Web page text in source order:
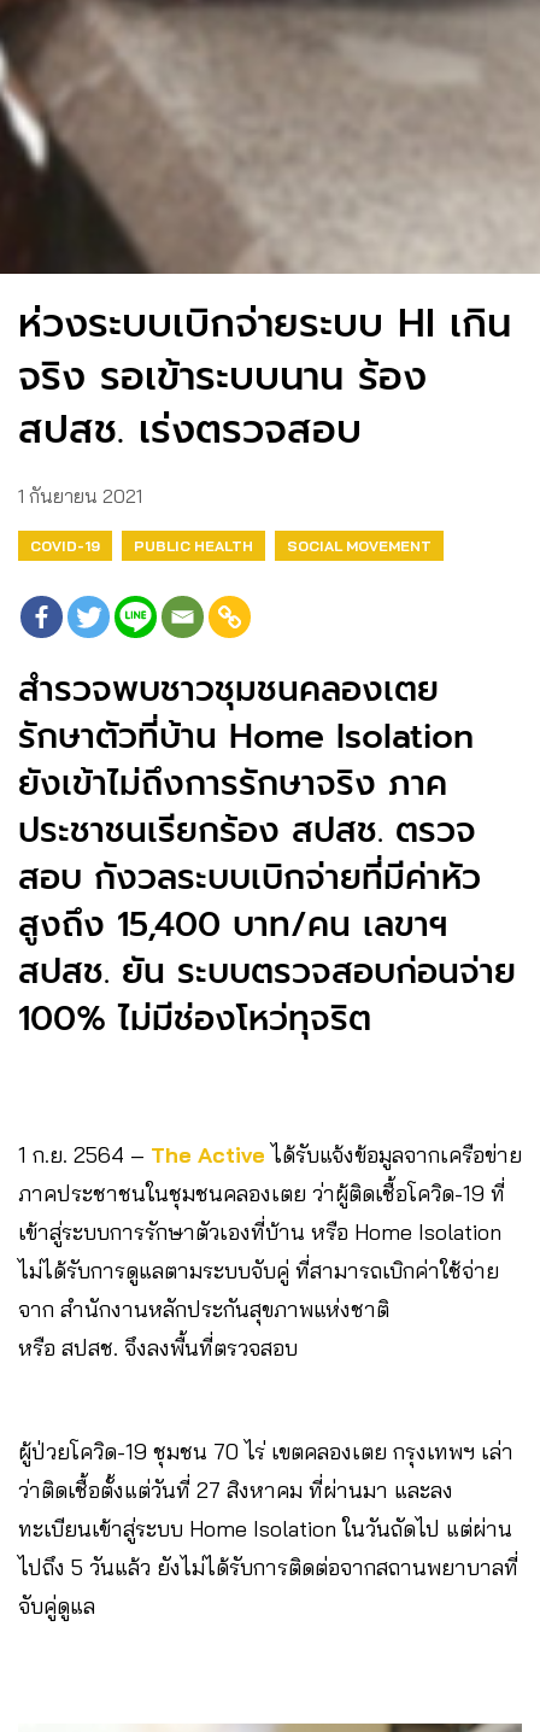
ห่วงระบบเบิกจ่ายระบบ HI เกิน
จริง รอเข้าระบบนาน ร้อง
สปสช. เร่งตรวจสอบ
1 กันยายน 2021
COVID-19 PUBLIC HEALTH SOCIAL MOVEMENT
สำรวจพบชาวชุมชนคลองเตย
รักษาตัวที่บ้าน Home Isolation
ยังเข้าไม่ถึงการรักษาจริง ภาค
ประชาชนเรียกร้อง สปสช. ตรวจ
สอบ กังวลระบบเบิกจ่ายที่มีค่าหัว
สูงถึง 15,400 บาท/คน เลขาฯ
สปสช. ยัน ระบบตรวจสอบก่อนจ่าย
100% ไม่มีช่องโหว่ทุจริต
1 ก.ย. 2564 – The Active ได้รับแจ้งข้อมูลจากเครือข่าย
ภาคประชาชนในชุมชนคลองเตย ว่าผู้ติดเชื้อโควิด-19 ที่
เข้าสู่ระบบการรักษาตัวเองที่บ้าน หรือ Home Isolation
ไม่ได้รับการดูแลตามระบบจับคู่ ที่สามารถเบิกค่าใช้จ่าย
จาก สำนักงานหลักประกันสุขภาพแห่งชาติ
หรือ สปสช. จึงลงพื้นที่ตรวจสอบ
ผู้ป่วยโควิด-19 ชุมชน 70 ไร่ เขตคลองเตย กรุงเทพฯ เล่า
ว่าติดเชื้อตั้งแต่วันที่ 27 สิงหาคม ที่ผ่านมา และลง
ทะเบียนเข้าสู่ระบบ Home Isolation ในวันถัดไป แต่ผ่าน
ไปถึง 5 วันแล้ว ยังไม่ได้รับการติดต่อจากสถานพยาบาลที่
จับคู่ดูแล